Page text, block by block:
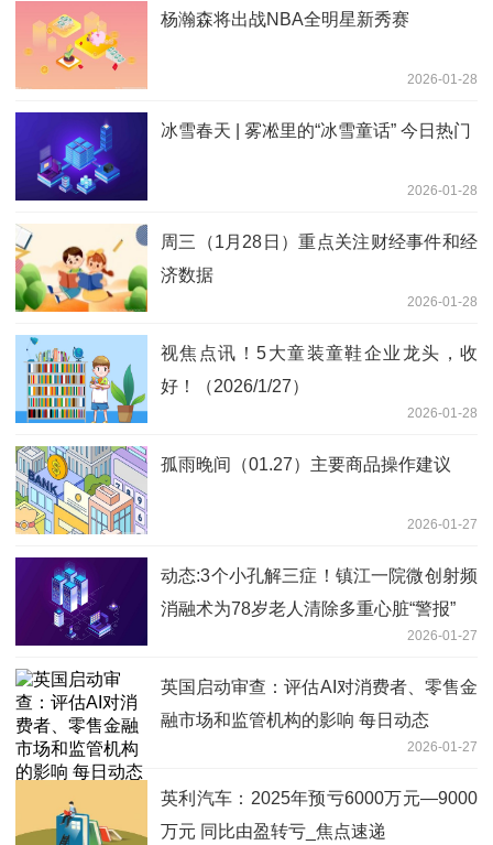
杨瀚森将出战NBA全明星新秀赛
2026-01-28
冰雪春天 | 雾凇里的“冰雪童话” 今日热门
2026-01-28
周三（1月28日）重点关注财经事件和经
济数据
2026-01-28
视焦点讯！5大童装童鞋企业龙头，收
好！（2026/1/27）
2026-01-28
孤雨晚间（01.27）主要商品操作建议
2026-01-27
动态:3个小孔解三症！镇江一院微创射频
消融术为78岁老人清除多重心脏“警报”
2026-01-27
英国启动审查：评估AI对消费者、零售金
融市场和监管机构的影响 每日动态
2026-01-27
英利汽车：2025年预亏6000万元—9000
万元 同比由盈转亏_焦点速递